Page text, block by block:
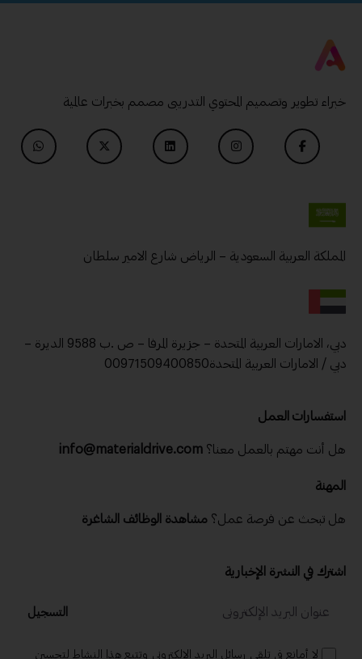
خبراء تطوير وتصميم المحتوي التدريبى مصمم بخبرات عالمية
المملكة العربية السعودية – الرياض شارع الامير سلطان
دبي، الامارات العربية المتحدة – جزيرة المرفا – ص .ب 9588 الديرة –
دبي / الامارات العربية المتحدة00971509400850
استفسارات العمل
هل أنت مهتم بالعمل معنا؟ info@materialdrive.com
المهنة
هل تبحث عن فرصة عمل؟ مشاهدة الوظائف الشاغرة
اشترك في النشرة الإخبارية
التسجيل
لا أمانع في تلقي رسائل البريد الإلكتروني وتتبع هذا النشاط لتحسين